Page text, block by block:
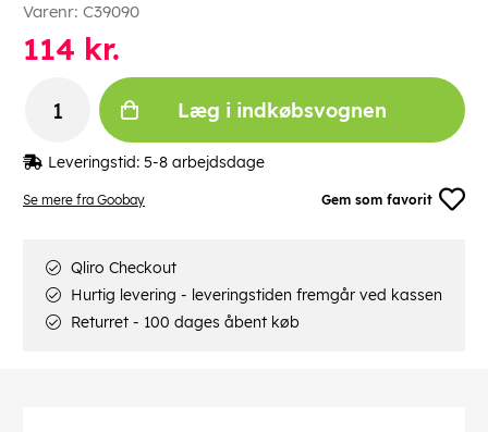
Se mere fra Goobay Gem som favorit
Varenr: C39090
114 kr.
Læg i indkøbsvognen
Leveringstid: 5-8 arbejdsdage
Qliro Checkout
Hurtig levering - leveringstiden fremgår ved kassen
Returret - 100 dages åbent køb